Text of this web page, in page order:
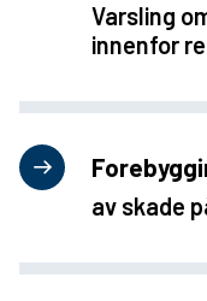
Varsling
innenfor
av skade